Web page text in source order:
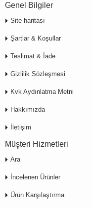
Genel Bilgiler
Site haritası
Şartlar & Koşullar
Teslimat & İade
Gizlilik Sözleşmesi
Kvk Aydınlatma Metni
Hakkımızda
İletişim
Müşteri Hizmetleri
Ara
İncelenen Ürünler
Ürün Karşılaştırma